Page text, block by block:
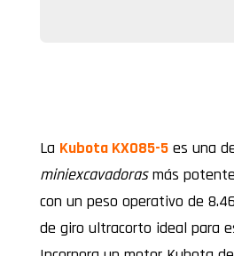
La Kubota KX085-5es una
miniexcavadorasmás
con un peso operativo de
de giro ultracorto ideal para